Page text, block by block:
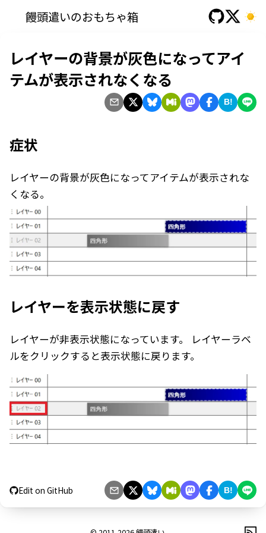
饅頭遣いのおもちゃ箱
レイヤーの背景が灰色になってアイ
テムが表示されなくなる
B!
症状
レイヤーの背景が灰色になってアイテムが表示されな
くなる。
レイヤーを表示状態に戻す
レイヤーが非表示状態になっています。 レイヤーラベ
ルをクリックすると表示状態に戻ります。
Edit on GitHub B!